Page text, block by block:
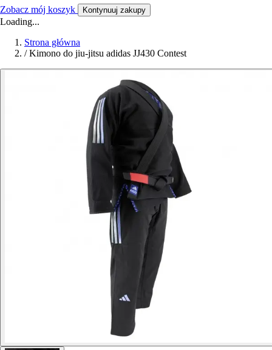
Zobacz mój koszyk Kontynuuj zakupy
Loading...
Strona główna
/ Kimono do jiu-jitsu adidas JJ430 Contest